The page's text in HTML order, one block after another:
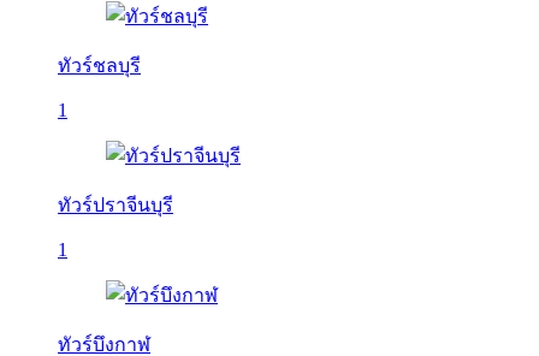
ทัวร์ชลบุรี
1
ทัวร์ปราจีนบุรี
1
ทัวร์บึงกาฬ